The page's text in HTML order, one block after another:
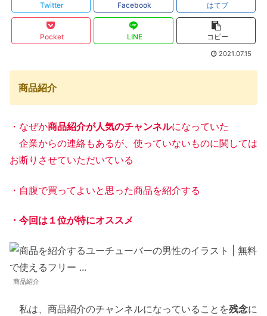
Twitter Facebook はてブ
Pocket LINE コピー
2021.07.15
商品紹介
・なぜか商品紹介が人気のチャンネルになっていた
企業からの連絡もあるが、使っていないものに関しては
お断りさせていただいている
・自腹で買ってよいと思った商品を紹介する
・今回は１位が特にオススメ
商品紹介
私は、商品紹介のチャンネルになっていることを残念に